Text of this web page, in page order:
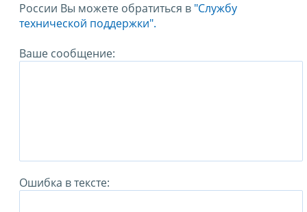
России Вы можете обратиться в "Службу
технической поддержки".
Ваше сообщение:
Ошибка в тексте: